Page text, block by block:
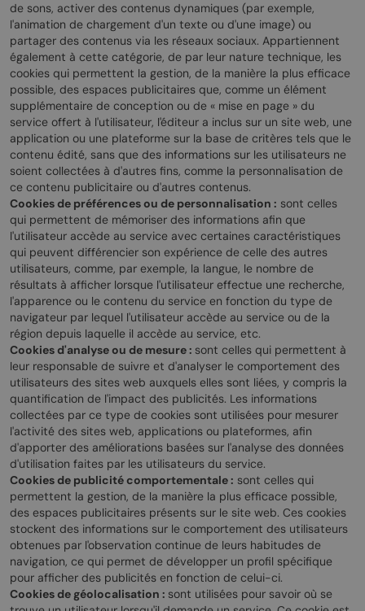
de sons, activer des contenus dynamiques (par exemple,
l'animation de chargement d'un texte ou d'une image) ou
partager des contenus via les réseaux sociaux. Appartiennent
également à cette catégorie, de par leur nature technique, les
cookies qui permettent la gestion, de la manière la plus efficace
possible, des espaces publicitaires que, comme un élément
supplémentaire de conception ou de « mise en page » du
service offert à l'utilisateur, l'éditeur a inclus sur un site web, une
application ou une plateforme sur la base de critères tels que le
contenu édité, sans que des informations sur les utilisateurs ne
soient collectées à d'autres fins, comme la personnalisation de
ce contenu publicitaire ou d'autres contenus.
Cookies de préférences ou de personnalisation : sont celles
qui permettent de mémoriser des informations afin que
l'utilisateur accède au service avec certaines caractéristiques
qui peuvent différencier son expérience de celle des autres
utilisateurs, comme, par exemple, la langue, le nombre de
résultats à afficher lorsque l'utilisateur effectue une recherche,
l'apparence ou le contenu du service en fonction du type de
navigateur par lequel l'utilisateur accède au service ou de la
région depuis laquelle il accède au service, etc.
Cookies d'analyse ou de mesure : sont celles qui permettent à
leur responsable de suivre et d'analyser le comportement des
utilisateurs des sites web auxquels elles sont liées, y compris la
quantification de l'impact des publicités. Les informations
collectées par ce type de cookies sont utilisées pour mesurer
l'activité des sites web, applications ou plateformes, afin
d'apporter des améliorations basées sur l'analyse des données
d'utilisation faites par les utilisateurs du service.
Cookies de publicité comportementale : sont celles qui
permettent la gestion, de la manière la plus efficace possible,
des espaces publicitaires présents sur le site web. Ces cookies
stockent des informations sur le comportement des utilisateurs
obtenues par l'observation continue de leurs habitudes de
navigation, ce qui permet de développer un profil spécifique
pour afficher des publicités en fonction de celui-ci.
Cookies de géolocalisation : sont utilisées pour savoir où se